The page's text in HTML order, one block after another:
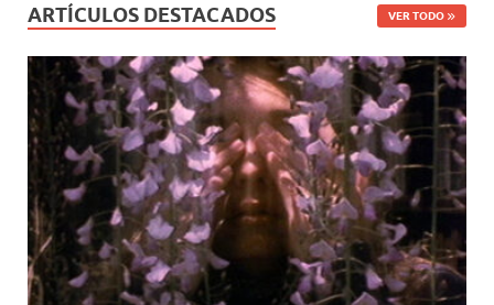
ARTÍCULOS DESTACADOS VER TODO